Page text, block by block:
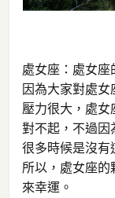
處女座：處女座
因為大家對處
壓力很大，處女
對不起，不過因
很多時候是沒有
所以，處女座的
來幸運。